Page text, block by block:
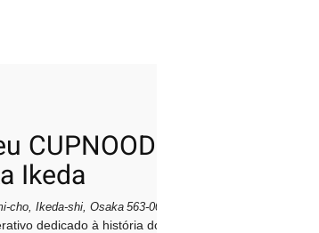
CUPNOODLES
Ikeda
Ikeda‑shi, Osaka 563‑0041, Japão
dedicado à história do macarrão